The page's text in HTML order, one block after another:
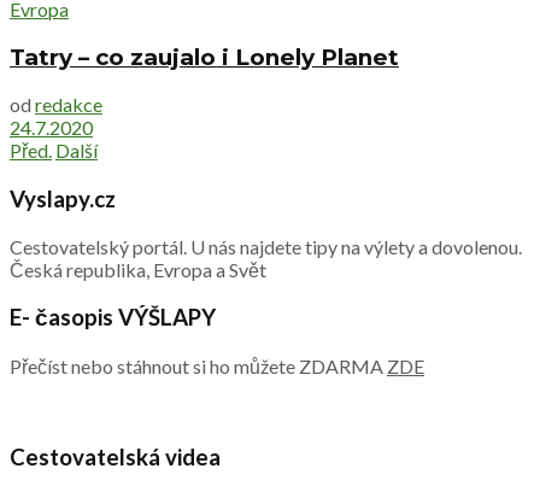
Evropa
Tatry – co zaujalo i Lonely Planet
od redakce
24.7.2020
Před. Další
Vyslapy.cz
Cestovatelský portál. U nás najdete tipy na výlety a dovolenou.
Česká republika, Evropa a Svět
E- časopis VÝŠLAPY
Přečíst nebo stáhnout si ho můžete ZDARMA ZDE
Cestovatelská videa